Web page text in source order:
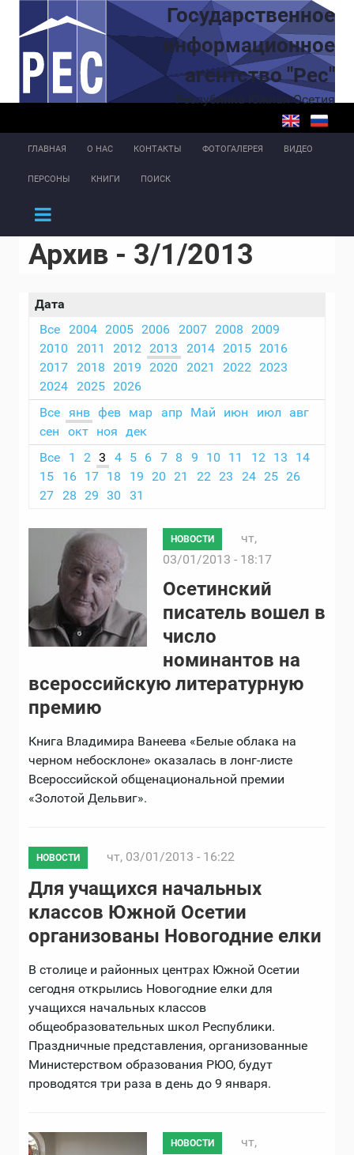
Перейти к основному содержаниюГосударственное
информационное
агентство "Рес"
Республика Южная Осетия
ГЛАВНАЯ О НАС КОНТАКТЫ ФОТОГАЛЕРЕЯ ВИДЕО
ПЕРСОНЫ КНИГИ ПОИСК
Архив - 3/1/2013
Дата
Все
2004 2005 2006 2007 2008
2009
2010
2011 2012 2013 2014 2015 2016
2017
2018 2019 2020 2021 2022 2023
2024
2025
2026
Все янв фев мар апр Май июн июл
авг
сен
окт ноя дек
Все
1 2 3 4 5 6 7 8 9 10 11 12 13
14
15
16 17 18 19 20 21 22 23 24 25 26
27
28 29 30 31
НОВОСТИ
чт,
03/01/2013 - 18:17
Осетинский
писатель вошел в
число
номинантов на
всероссийскую литературную
премию
Книга Владимира Ванеева «Белые облака на
черном небосклоне» оказалась в лонг-листе
Всероссийской общенациональной премии
«Золотой Дельвиг».
НОВОСТИ чт, 03/01/2013 - 16:22
Для учащихся начальных
классов Южной Осетии
организованы Новогодние елки
В столице и районных центрах Южной Осетии
сегодня открылись Новогодние елки для
учащихся начальных классов
общеобразовательных школ Республики.
Праздничные представления, организованные
Министерством образования РЮО, будут
проводятся три раза в день до 9 января.
НОВОСТИ
чт,